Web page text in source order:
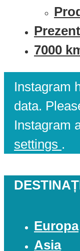
7000
Instagram
data.
Instagram
settings .
Europa
Asia